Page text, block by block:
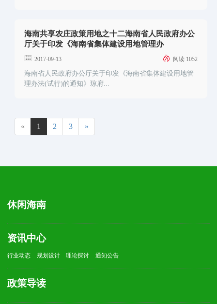
海南共享农庄政策用地之十二海南省人民政府办公
厅关于印发《海南省集体建设用地管理办
2017-09-13 阅读 1052
海南省人民政府办公厅关于印发《海南省集体建设用地管
理办法(试行)的通知》琼府...
« 1 2 3 »
休闲海南
资讯中心
行业动态 规划设计 理论探讨 通知公告
政策导读